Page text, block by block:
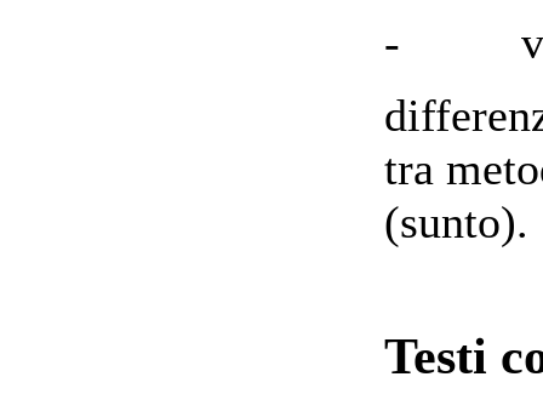
-
tra
(sunto).
Testi